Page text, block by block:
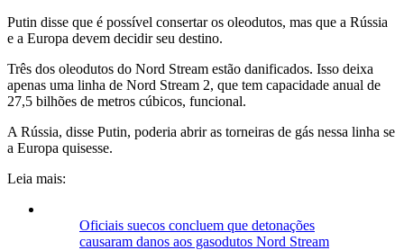
Putin disse que é possível consertar os oleodutos, mas que a Rússia
e a Europa devem decidir seu destino.
Três dos oleodutos do Nord Stream estão danificados. Isso deixa
apenas uma linha de Nord Stream 2, que tem capacidade anual de
27,5 bilhões de metros cúbicos, funcional.
A Rússia, disse Putin, poderia abrir as torneiras de gás nessa linha se
a Europa quisesse.
Leia mais:
Oficiais suecos concluem que detonações
causaram danos aos gasodutos Nord Stream